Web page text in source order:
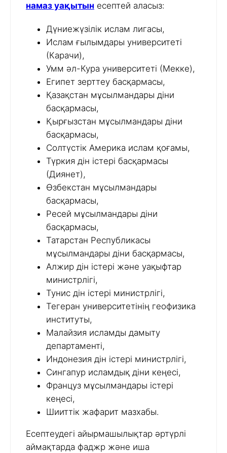
намаз уақытын есептей аласыз:
Дүниежүзілік ислам лигасы,
Ислам ғылымдары университеті
(Карачи),
Умм әл-Кура университеті (Мекке),
Египет зерттеу басқармасы,
Қазақстан мұсылмандары діни
басқармасы,
Қырғызстан мұсылмандары діни
басқармасы,
Солтүстік Америка ислам қоғамы,
Түркия дін істері басқармасы
(Диянет),
Өзбекстан мұсылмандары
басқармасы,
Ресей мұсылмандары діни
басқармасы,
Татарстан Республикасы
мұсылмандары діни басқармасы,
Алжир дін істері және уақыфтар
министрлігі,
Тунис дін істері министрлігі,
Тегеран университетінің геофизика
институты,
Малайзия исламды дамыту
департаменті,
Индонезия дін істері министрлігі,
Сингапур исламдық діни кеңесі,
Француз мұсылмандары істері
кеңесі,
Шииттік жафарит мазхабы.
Есептеудегі айырмашылықтар әртүрлі
аймақтарда фаджр және иша